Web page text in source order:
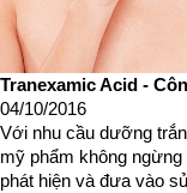
Tranexamic Acid -
04/10/2016
Với nhu cầu dưỡng
mỹ phẩm không
phát hiện và đưa vào